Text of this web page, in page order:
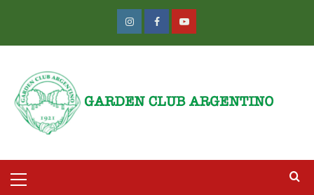
Instagram
FacebookYoutube
Menu